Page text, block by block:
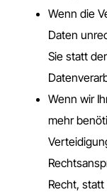
Wenn die
Daten
Sie statt
Wenn wir
mehr
Recht,